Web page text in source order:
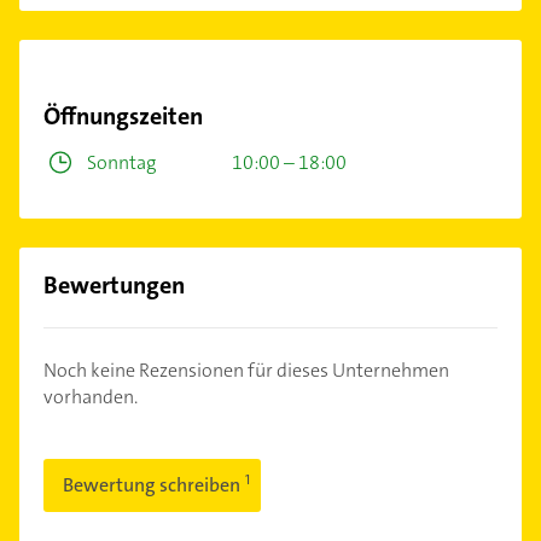
Öffnungszeiten
Sonntag 10:00 – 18:00
Bewertungen
Noch keine Rezensionen für dieses Unternehmen
vorhanden.
Bewertung schreiben